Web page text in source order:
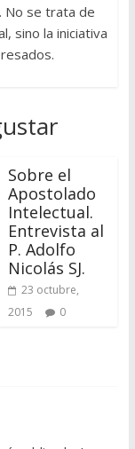
No se trata de
sino la iniciativa
Sobre el
Apostolado
Intelectual.
Entrevista al
P. Adolfo
Nicolás SJ.
23 octubre,
2015
0